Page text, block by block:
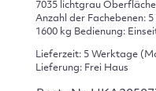
7035 lichtgrau
Anzahl der Fachebenen:
1600 kg Bedienung:
Lieferzeit: 5 Werktage
Lieferung: Frei Haus